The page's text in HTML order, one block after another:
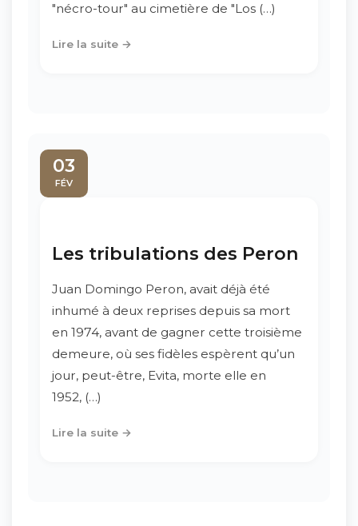
"nécro-tour" au cimetière de "Los (…)
Lire la suite →
03
FÉV
Les tribulations des Peron
Juan Domingo Peron, avait déjà été
inhumé à deux reprises depuis sa mort
en 1974, avant de gagner cette troisième
demeure, où ses fidèles espèrent qu’un
jour, peut-être, Evita, morte elle en
1952, (…)
Lire la suite →